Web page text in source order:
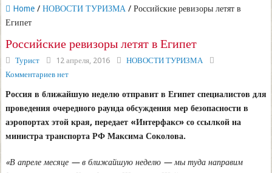
Home/ НОВОСТИ ТУРИЗМА / Российские ревизоры летят в
Египет
Российские ревизоры летят в Египет
Турист 12 апреля, 2016
НОВОСТИ ТУРИЗМА
Комментариев нет
Россия в ближайшую неделю отправит в Египет специалистов для
проведения очередного раунда обсуждения мер безопасности в
аэропортах этой края, передает «Интерфакс» со ссылкой на
министра транспорта РФ Максима Соколова.
«В апреле месяце — в ближайшую неделю — мы туда направим